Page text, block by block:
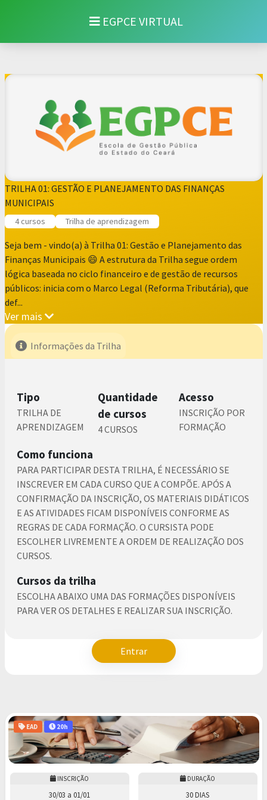
EGPCE VIRTUAL
TRILHA 01: GESTÃO E PLANEJAMENTO DAS FINANÇAS
MUNICIPAIS
4 cursos Trilha de aprendizagem
Seja bem - vindo(a) à Trilha 01: Gestão e Planejamento das
Finanças Municipais 😄 A estrutura da Trilha segue ordem
lógica baseada no ciclo financeiro e de gestão de recursos
públicos: inicia com o Marco Legal (Reforma Tributária), que
def...
Ver mais
Informações da Trilha
Tipo
TRILHA DE
APRENDIZAGEM
Quantidade
de cursos
4 CURSOS
Acesso
INSCRIÇÃO POR
FORMAÇÃO
Como funciona
PARA PARTICIPAR DESTA TRILHA, É NECESSÁRIO SE
INSCREVER EM CADA CURSO QUE A COMPÕE. APÓS A
CONFIRMAÇÃO DA INSCRIÇÃO, OS MATERIAIS DIDÁTICOS
E AS ATIVIDADES FICAM DISPONÍVEIS CONFORME AS
REGRAS DE CADA FORMAÇÃO. O CURSISTA PODE
ESCOLHER LIVREMENTE A ORDEM DE REALIZAÇÃO DOS
CURSOS.
Cursos da trilha
ESCOLHA ABAIXO UMA DAS FORMAÇÕES DISPONÍVEIS
PARA VER OS DETALHES E REALIZAR SUA INSCRIÇÃO.
Entrar
EAD 20h
INSCRIÇÃO
30/03 a 01/01
DURAÇÃO
30 DIAS